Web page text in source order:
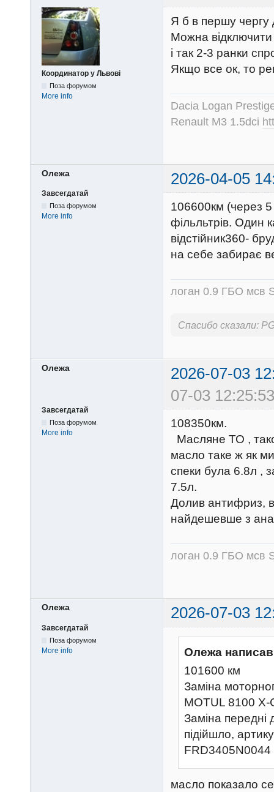
Координатор у Львові
Поза форумом
More info
Я б в першу чергу
Можна відключити
і так 2-3 ранки
Якщо все ок, то
Dacia Logan
Renault M3 1.5dci
Олежа 2026-04-05
Завсегдатай
Поза форумом
More info
106600км (через 5
фільльтрів. Один
відстійник360-
на себе забирає
логан 0.9 ГБО мсв
Спасибо сказали:
Олежа
2026-07-03
07-03
Завсегдатай
Поза форумом
More info
108350км.
Масляне ТО ,
масло таке ж як
спеки була 6.8л ,
7.5л.
Долив антифриз,
найдешевше з
логан 0.9 ГБО мсв
Олежа 2026-07-03
Завсегдатай
Поза форумом
More info
Олежа
101600 км
Заміна
MOTUL 8100
Заміна передні
підійшло,
FRD3405N0044
масло показало